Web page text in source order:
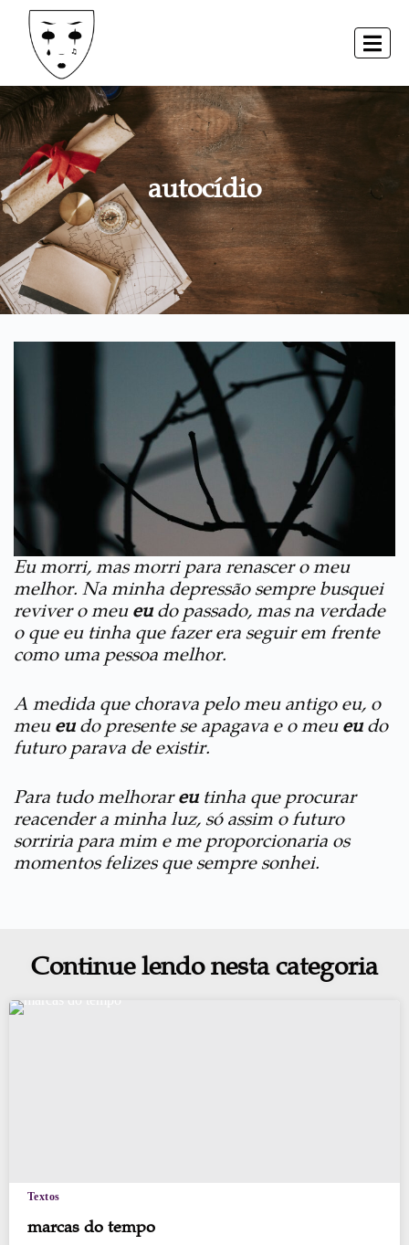
autocídio
Eu morri, mas morri para renascer o meu
melhor. Na minha depressão sempre busquei
reviver o meu eudo passado, mas na verdade
o que eu tinha que fazer era seguir em frente
como uma pessoa melhor.
A medida que chorava pelo meu antigo eu, o
meu eudo presente se apagava e o meu eudo
futuro parava de existir.
Para tudo melhorareutinha que procurar
reacender a minha luz, só assim o futuro
sorriria para mim e me proporcionaria os
momentos felizes que sempre sonhei.
Continue lendo nesta categoria
Textos
marcas do tempo